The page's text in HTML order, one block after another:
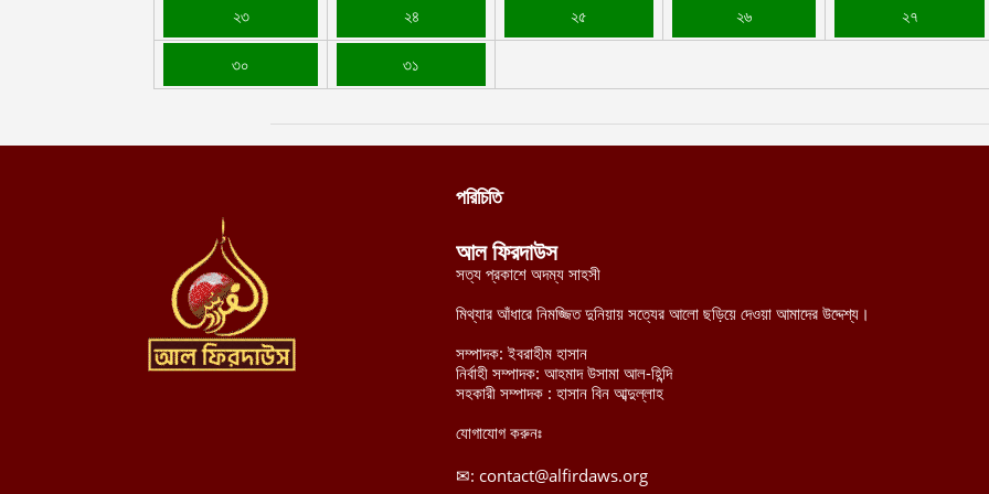
২৩ ২৪ ২৫ ২৬ ২৭
৩০ ৩১
পরিচিতি
আল ফিরদাউস
সত্য প্রকাশে অদম্য সাহসী
মিথ্যার আঁধারে নিমজ্জিত দুনিয়ায় সত্যের আলো ছড়িয়ে দেওয়া আমাদের উদ্দেশ্য।
সম্পাদক: ইবরাহীম হাসান
নির্বাহী সম্পাদক: আহমাদ উসামা আল-হিন্দি
সহকারী সম্পাদক : হাসান বিন আব্দুল্লাহ
যোগাযোগ করুনঃ
✉: contact@alfirdaws.org